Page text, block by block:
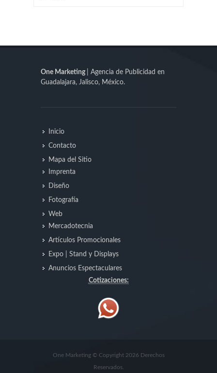
One Marketing
| Agencia de Publicidad en
Guadalajara, Jalisco, México.
Inicio
Contacto
Mapa del Sitio
Imprenta
Diseño
Fotografía
Web
Mercadotecnia
Artículos Promocionales
Expo | Stand y Displays
Anuncios Espectaculares
Cotizaciones:
One Marketing © Copyright 2026 Derechos
Reservados.